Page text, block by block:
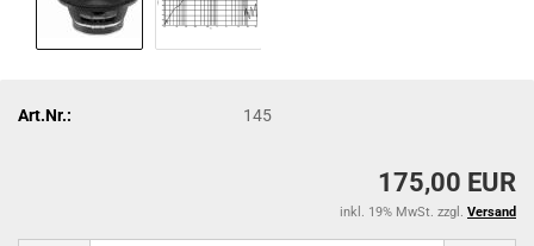
Art.Nr.: 145
175,00 EUR
inkl. 19% MwSt. zzgl. Versand